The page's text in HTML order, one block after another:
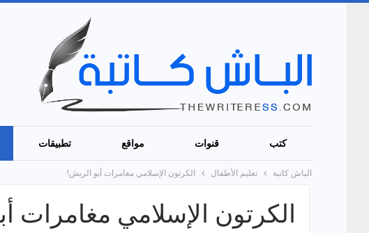
كتب قنوات مواقع تطبيقات
الباش كاتبة تعليم الأطفال الكرتون الإسلامي مغامرات أبو الريش!
الكرتون الإسلامي مغامرات